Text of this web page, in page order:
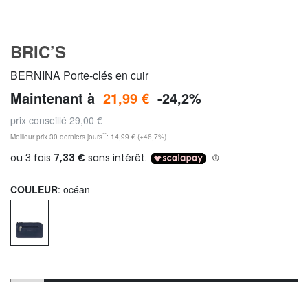
BRIC’S
BERNINA Porte-clés en cuir
Maintenant à 21,99 € -24,2%
prix conseillé 29,00 €
Meilleur prix 30 derniers jours**: 14,99 € (+46,7%)
COULEUR: océan